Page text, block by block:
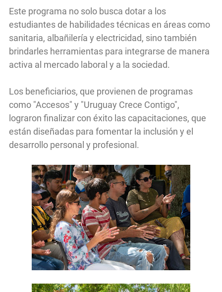
Este programa no solo busca dotar a los
estudiantes de habilidades técnicas en áreas como
sanitaria, albañilería y electricidad, sino también
brindarles herramientas para integrarse de manera
activa al mercado laboral y a la sociedad.
Los beneficiarios, que provienen de programas
como "Accesos" y "Uruguay Crece Contigo",
lograron finalizar con éxito las capacitaciones, que
están diseñadas para fomentar la inclusión y el
desarrollo personal y profesional.